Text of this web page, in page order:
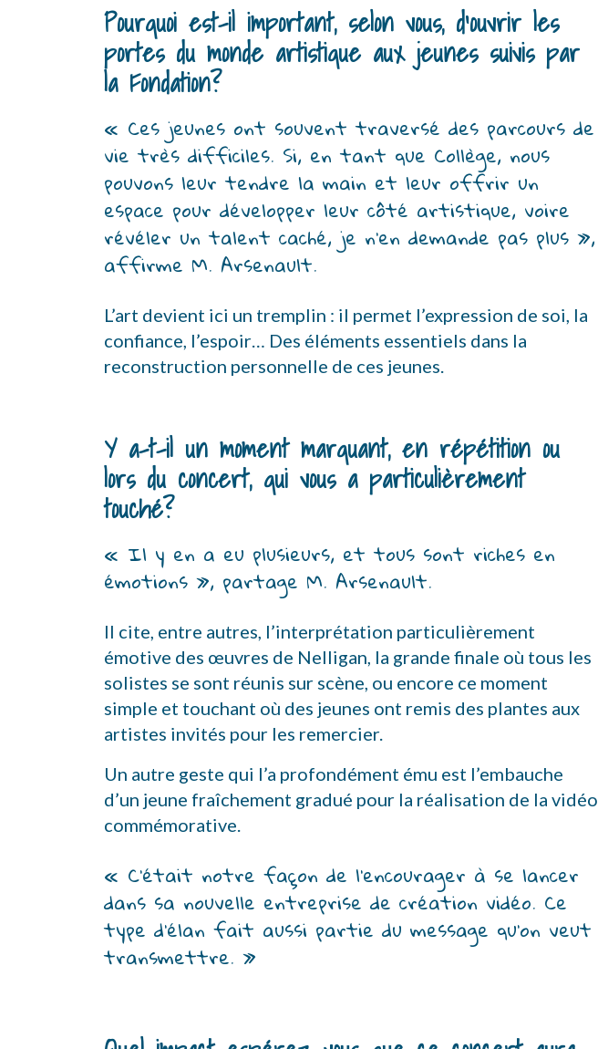
Pourquoi est-il important, selon vous, d’ouvrir les
portes du monde artistique aux jeunes suivis par
la Fondation?
« Ces jeunes ont souvent traversé des parcours de
vie très difficiles. Si, en tant que Collège, nous
pouvons leur tendre la main et leur offrir un
espace pour développer leur côté artistique, voire
révéler un talent caché, je n’en demande pas plus »,
affirme M. Arsenault.
L’art devient ici un tremplin : il permet l’expression de soi, la
confiance, l’espoir… Des éléments essentiels dans la
reconstruction personnelle de ces jeunes.
Y a-t-il un moment marquant, en répétition ou
lors du concert, qui vous a particulièrement
touché?
« Il y en a eu plusieurs, et tous sont riches en
émotions », partage M. Arsenault.
Il cite, entre autres, l’interprétation particulièrement
émotive des œuvres de Nelligan, la grande finale où tous les
solistes se sont réunis sur scène, ou encore ce moment
simple et touchant où des jeunes ont remis des plantes aux
artistes invités pour les remercier.
Un autre geste qui l’a profondément ému est l’embauche
d’un jeune fraîchement gradué pour la réalisation de la vidéo
commémorative.
« C’était notre façon de l’encourager à se lancer
dans sa nouvelle entreprise de création vidéo. Ce
type d’élan fait aussi partie du message qu’on veut
transmettre. »